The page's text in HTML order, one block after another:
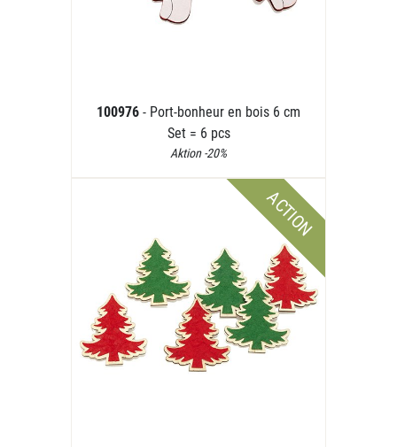
100976 - Port-bonheur en bois 6 cm
Set = 6 pcs
Aktion -20%
ACTION